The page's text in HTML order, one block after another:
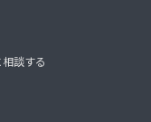
談する